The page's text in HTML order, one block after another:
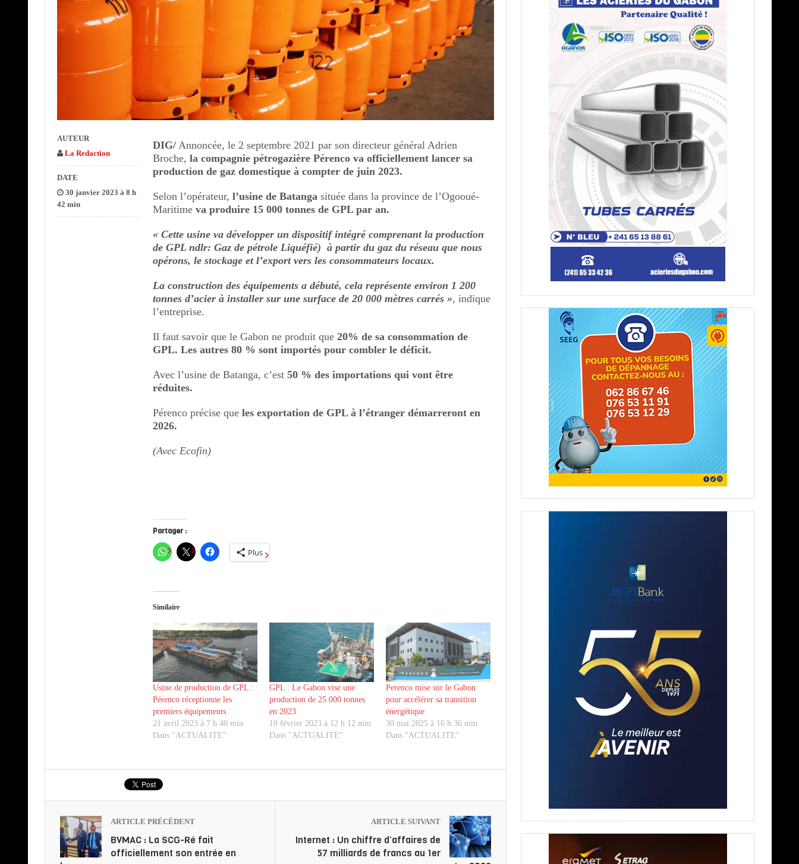
DIG/ Annoncée, le 2 septembre 2021 par son directeur général Adrien
Broche,la compagnie pétrogazière Pérenco va officiellement lancer sa
production de gaz domestique à compter de juin 2023.
Selon l’opérateur,l’usine de Batanga située dans la province de l’Ogooué-
Maritimeva produire 15 000 tonnes de GPL par an.
« Cette usine va développer un dispositif intégré comprenant la production
de GPL ndlr: Gaz de pétrole Liquéfié) à partir du gaz du réseau que nous
opérons, le stockage et l’export vers les consommateurs locaux.
La construction des équipements a débuté, cela représente environ 1 200
tonnes d’acier à installer sur une surface de 20 000 mètres carrés », indique
l’entreprise.
Il faut savoir que le Gabon ne produit que20% de sa consommation de
GPL. Les autres 80 % sont importés pour combler le déficit.
Avec l’usine de Batanga, c’est 50 % des importations qui vont être
réduites.
Pérenco précise que les exportation de GPL à l’étranger démarreront en
2026.
(Avec Ecofin)
Partager :
Plus
Similaire
Usine de production de GPL :
Pérenco réceptionne les
premiers équipements
21 avril 2023 à 7 h 40 min
Dans "ACTUALITE"
GPL : Le Gabon vise une
production de 25 000 tonnes
en 2023
10 février 2023 à 12 h 12 min
Dans "ACTUALITE"
Perenco mise sur le Gabon
pour accélérer sa transition
énergétique
30 mai 2025 à 16 h 36 min
Dans "ACTUALITE"
AUTEUR
La Redaction
DATE
30 janvier 2023 à 8 h
42 min
ARTICLE PRÉCÉDENT
BVMAC : La SCG-Ré fait
officiellement son entrée en
ARTICLE SUIVANT
Internet : Un chiffre d’affaires de
57 milliards de francs au 1er